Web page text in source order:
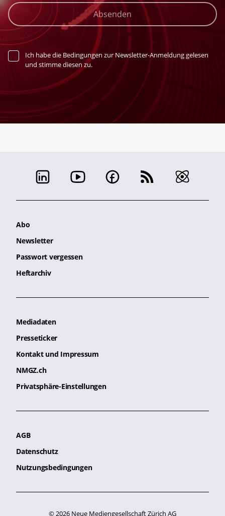
Absenden
Ich habe die Bedingungen zur Newsletter-Anmeldung gelesen
und stimme diesen zu.
Abo
Newsletter
Passwort vergessen
Heftarchiv
Mediadaten
Presseticker
Kontakt und Impressum
NMGZ.ch
Privatsphäre-Einstellungen
AGB
Datenschutz
Nutzungsbedingungen
© 2026 Neue Mediengesellschaft Zürich AG